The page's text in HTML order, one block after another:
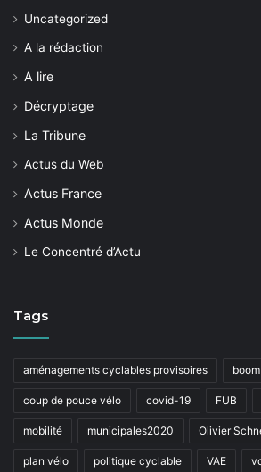
Uncategorized
A la rédaction
A lire
Décryptage
La Tribune
Actus du Web
Actus France
Actus Monde
Le Concentré d’Actu
Tags
aménagements cyclables provisoires
coup de pouce vélo covid-19 FUB
mobilité municipales2020 Olivier
plan vélo politique cyclable VAE